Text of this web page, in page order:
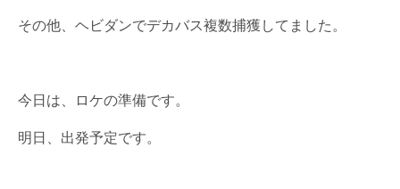
その他、ヘビダンでデカバス複数捕獲してました。
今日は、ロケの準備です。
明日、出発予定です。